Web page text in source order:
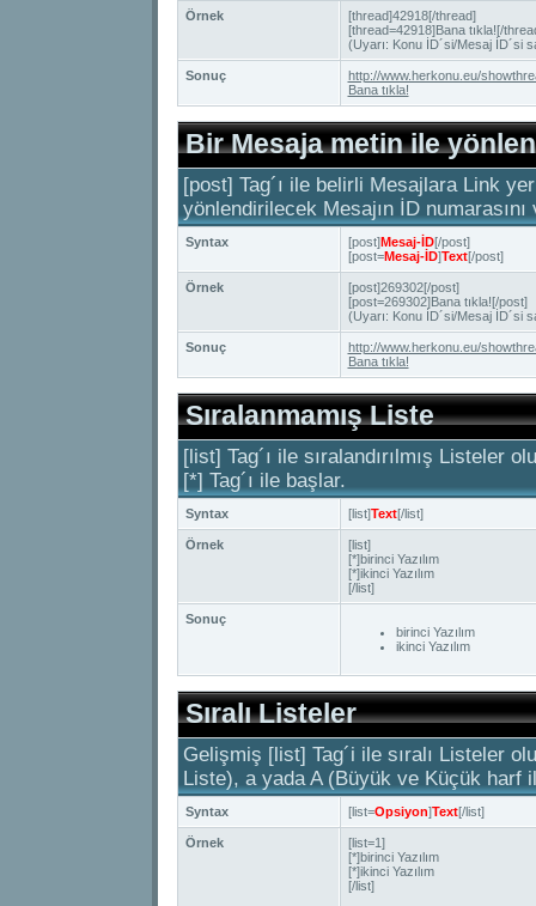
Örnek
[thread]42918[/thread]
[thread=42918]Bana tıkla![/
(Uyarı: Konu İD´si/Mesaj İD´si
Sonuç
http://www.herkonu.eu/
Bana tıkla!
Bir Mesaja metin ile
[post] Tag´ı ile belirli Mesajlara Link
yönlendirilecek Mesajın İD
Syntax [post]Mesaj-İD[/post]
[post=Mesaj-İD]Text[/post]
Örnek
[post]269302[/post]
[post=269302]Bana tıkla![/post]
(Uyarı: Konu İD´si/Mesaj İD´si
Sonuç
http://www.herkonu.eu/
Bana tıkla!
Sıralanmamış Liste
[list] Tag´ı ile sıralandırılmış Listeler
[*] Tag´ı ile başlar.
Syntax [list]Text[/list]
Örnek
[list]
[*]birinci Yazılım
[*]ikinci Yazılım
[/list]
Sonuç
birinci Yazılım
ikinci Yazılım
Sıralı Listeler
Gelişmiş [list] Tag´i ile sıralı Listeler
Liste), a yada A (Büyük ve Küçük harf
Syntax [list=Opsiyon]Text[/list]
Örnek
[list=1]
[*]birinci Yazılım
[*]ikinci Yazılım
[/list]